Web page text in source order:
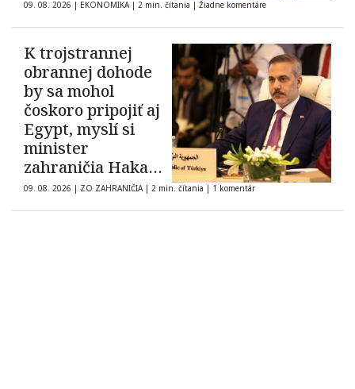
09. 08. 2026 | EKONOMIKA | 2 min. čítania | Žiadne komentáre
K trojstrannej
obrannej dohode
by sa mohol
čoskoro pripojiť aj
Egypt, myslí si
minister
zahraničia Hakan
Fidan
09. 08. 2026 | ZO ZAHRANIČIA | 2 min. čítania | 1 komentár